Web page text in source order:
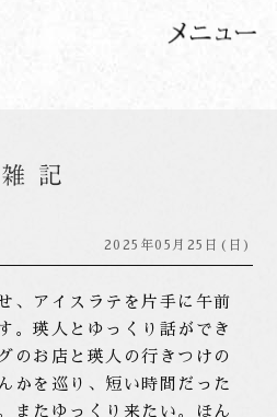
2025年05月25日(日)
、アイスラテを片手に午前
。瑛人とゆっくり話ができ
のお店と瑛人の行きつけの
かを巡り、短い時間だった
またゆっくり来たい。ほん